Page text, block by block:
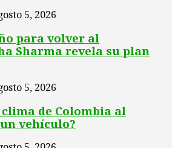
5, 2026
para volver al
Sharma revela su plan
5, 2026
clima de Colombia al
vehículo?